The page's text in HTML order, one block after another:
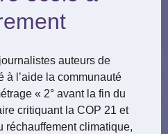
auteurs de
à l’aide la communauté
« 2° avant la fin du
critiquant la COP 21 et
réchauffement climatique,